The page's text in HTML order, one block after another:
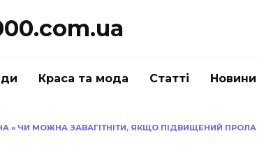
Краса та мода Статті Новини
» ЧИ МОЖНА ЗАВАГІТНІТИ, ЯКЩО ПІДВИЩЕНИЙ